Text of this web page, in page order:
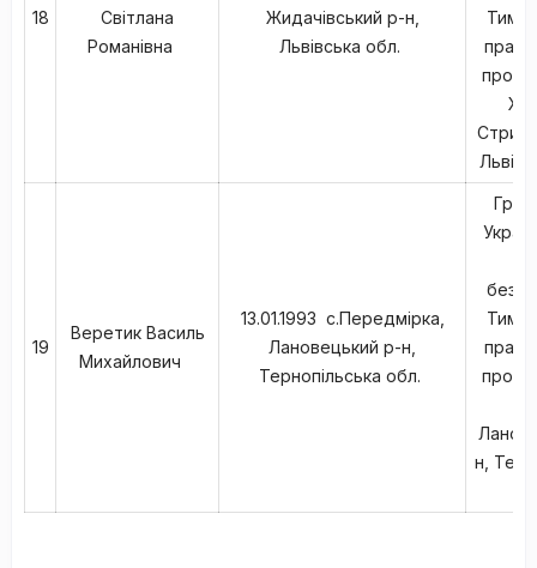
18
Світлана
Романівна
Жидачівський р-н,
Львівська обл.
19
Веретик Василь
Михайлович
13.01.1993 с.Передмірка,
Лановецький р-н,
Тернопільська обл.
н,